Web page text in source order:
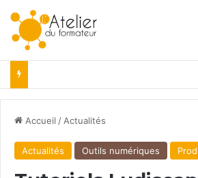
Accueil / Actualités
Actualités Outils numériques